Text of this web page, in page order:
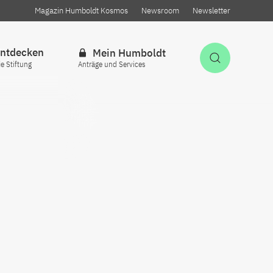
Magazin Humboldt Kosmos Newsroom Newsletter
Stiftung
Mein Humboldt
Anträge und Services